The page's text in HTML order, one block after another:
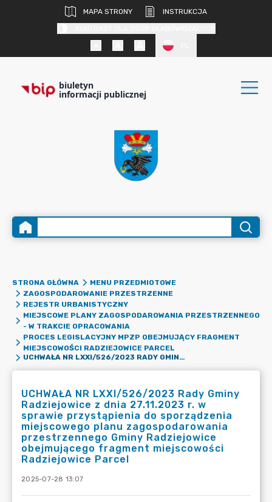
MAPA STRONY
INSTRUKCJA
biuletyn
informacji publicznej
STRONA GŁÓWNA
MENU PRZEDMIOTOWE
ZAGOSPODAROWANIE PRZESTRZENNE
REJESTR URBANISTYCZNY
MIEJSCOWE PLANY ZAGOSPODAROWANIA PRZESTRZENNEGO
- W TRAKCIE OPRACOWANIA
PROCES LEGISLACYJNY MPZP OBEJMUJĄCY FRAGMENT
MIEJSCOWOŚCI RADZIEJOWICE PARCEL
UCHWAŁA NR LXXI/526/2023 RADY GMINY RADZIEJOWICE Z DNIA 27.11.2023 R. W SPRAWIE PRZYSTĄPIENIA DO SPORZĄDZENIA MIEJSCOWEGO PLANU ZAGOSPODAROWANIA PRZESTRZENNEGO GMINY RADZIEJOWICE OBEJMUJĄCEGO FRAGMENT MIEJSCOWOŚCI RADZIEJOWICE PARCEL
UCHWAŁA NR LXXI/526/2023 Rady Gminy
Radziejowice z dnia 27.11.2023 r. w
sprawie przystąpienia do sporządzenia
miejscowego planu zagospodarowania
przestrzennego Gminy Radziejowice
obejmującego fragment miejscowości
Radziejowice Parcel
2025-07-28 13:07